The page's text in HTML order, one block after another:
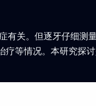
有关。但逐牙仔细测
等情况。本研究探